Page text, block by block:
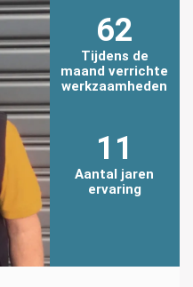
62
Tijdens de
maand verrichte
werkzaamheden
11
Aantal jaren
ervaring